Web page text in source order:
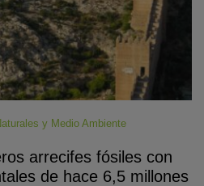
y Medio Ambiente
arrecifes fósiles con
de hace 6,5 millones